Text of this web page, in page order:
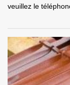
veuillez le